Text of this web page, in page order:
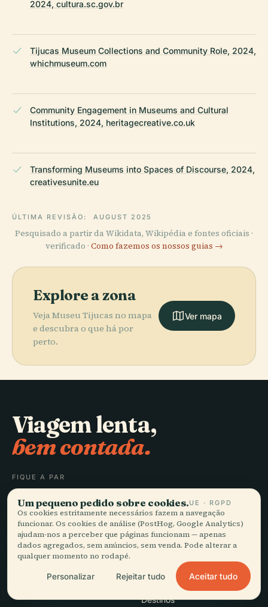
2024, cultura.sc.gov.br
Tijucas Museum Collections and Community Role, 2024,
whichmuseum.com
Community Engagement in Museums and Cultural
Institutions, 2024, heritagecreative.co.uk
Transforming Museums into Spaces of Discourse, 2024,
creativesunite.eu
ÚLTIMA REVISÃO: AUGUST 2025
Pesquisado a partir da Wikidata, Wikipédia e fontes oficiais ·
verificado · Como fazemos os nossos guias →
Explore a zona
Veja Museu Tijucas no mapa
e descubra o que há por
perto.
Ver mapa
Viagem lenta,
bem contada.
FIQUE A PAR
Juntar-se
Audiala EXPLORAR
Destinos
Um pequeno pedido sobre cookies.UE · RGPD
Os cookies estritamente necessários fazem a navegação
funcionar. Os cookies de análise (PostHog, Google Analytics)
ajudam-nos a perceber que páginas funcionam — apenas
dados agregados, sem anúncios, sem venda. Pode alterar a
qualquer momento no rodapé.
Personalizar Rejeitar tudo Aceitar tudo